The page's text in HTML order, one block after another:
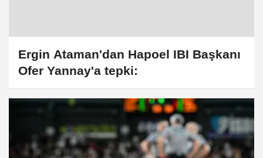
Ergin Ataman'dan Hapoel IBI Başkanı
Ofer Yannay'a tepki: